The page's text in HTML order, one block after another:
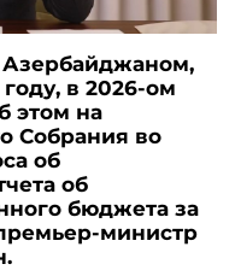
в 2026-ом
этом на
Собрания во
об
об
бюджета за
министр